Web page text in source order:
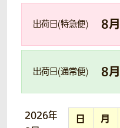
出荷日(特急便) 8月
出荷日(通常便) 8月
2026年
日 月